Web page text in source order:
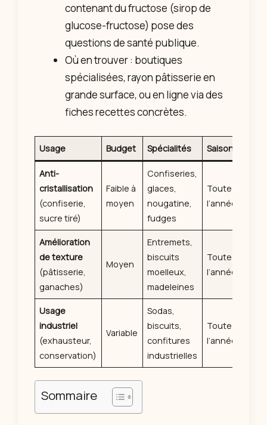
contenant du fructose (sirop de
glucose-fructose) pose des
questions de santé publique.
Où en trouver : boutiques
spécialisées, rayon pâtisserie en
grande surface, ou en ligne via des
fiches recettes concrètes.
Usage Budget Spécialités Saison
Anti-
cristallisation
(confiserie,
sucre tiré)
Faible à
moyen
Confiseries,
glaces,
nougatine,
fudges
Toute
l’année
Amélioration
de texture
(pâtisserie,
ganaches)
Moyen
Entremets,
biscuits
moelleux,
madeleines
Toute
l’année
Usage
industriel
(exhausteur,
conservation)
Variable
Sodas,
biscuits,
confitures
industrielles
Toute
l’année
Sommaire